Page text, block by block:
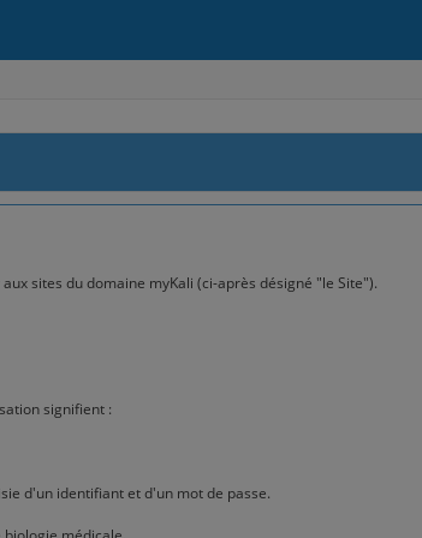
sites du domaine myKali (ci-après désigné "le Site").
signifient :
d'un identifiant et d'un mot de passe.